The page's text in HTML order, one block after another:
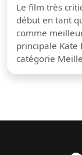
Le film très
début en tant
comme
principale Kate
catégorie